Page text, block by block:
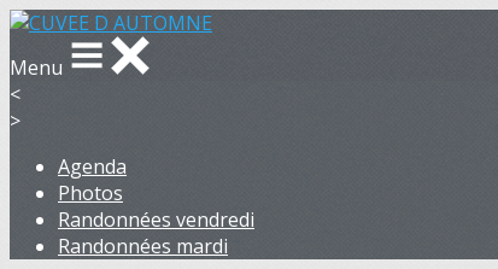
Menu
<
>
Agenda
Photos
Randonnées vendredi
Randonnées mardi